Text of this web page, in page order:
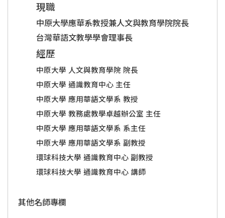
現職
中原大學應華系教授兼人文與教育學院院長
台灣華語文教學學會理事長
經歷
中原大學 人文與教育學院 院長
中原大學 通識教育中心 主任
中原大學 應用華語文學系 教授
中原大學 教務處教學卓越辦公室 主任
中原大學 應用華語文學系 系主任
中原大學 應用華語文學系 副教授
環球科技大學 通識教育中心 副教授
環球科技大學 通識教育中心 講師
其他名師專欄